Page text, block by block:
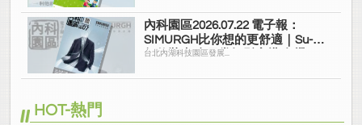
內科園區2026.07.22 電子報：
SIMURGH比你想的更舒適｜Su-Si
舒仕裝 都會日常輕鬆穿搭 免燙可
台北內湖科技園區發展...
HOT-熱門